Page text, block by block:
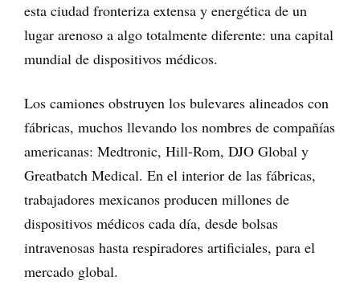
esta ciudad fronteriza extensa y energética de un
lugar arenoso a algo totalmente diferente: una capital
mundial de dispositivos médicos.
Los camiones obstruyen los bulevares alineados con
fábricas, muchos llevando los nombres de compañías
americanas: Medtronic, Hill-Rom, DJO Global y
Greatbatch Medical. En el interior de las fábricas,
trabajadores mexicanos producen millones de
dispositivos médicos cada día, desde bolsas
intravenosas hasta respiradores artificiales, para el
mercado global.